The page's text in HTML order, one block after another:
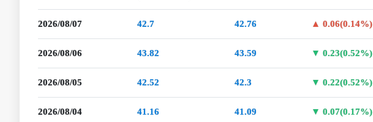
2026/08/07 42.7 42.76 0.06(0.14%)
2026/08/06 43.82 43.59 0.23(0.52%)
2026/08/05 42.52 42.3 0.22(0.52%)
2026/08/04 41.16 41.09 0.07(0.17%)